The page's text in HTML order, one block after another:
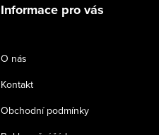
Informace pro vás
O nás
Kontakt
Obchodní podmínky